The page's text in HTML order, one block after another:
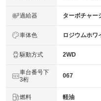
過給器 ターボチャー
車体色 ロジウムホワ
駆動方式 2WD
車台番号下
3桁
067
燃料 軽油